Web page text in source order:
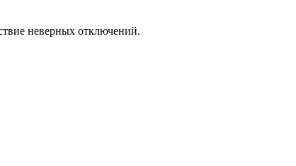
неверных отключений.